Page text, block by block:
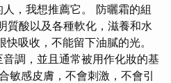
，我想推薦它。 防曬霜的組
質酸以及各種軟化，滋養和水
吸收，不能留下油膩的光。
調，並且通常被用作化妝的基
敏感皮膚，不會刺激，不會引